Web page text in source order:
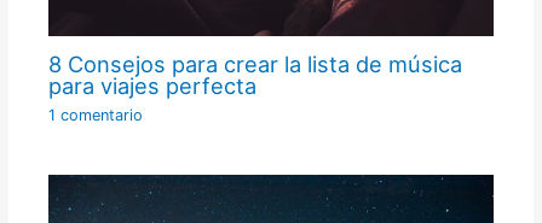
8 Consejos para crear la lista de música
para viajes perfecta
1 comentario